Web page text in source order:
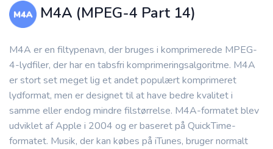
M4A (MPEG-4 Part 14)
M4A er en filtypenavn, der bruges i komprimerede MPEG-
4-lydfiler, der har en tabsfri komprimeringsalgoritme. M4A
er stort set meget lig et andet populært komprimeret
lydformat, men er designet til at have bedre kvalitet i
samme eller endog mindre filstørrelse. M4A-formatet blev
udviklet af Apple i 2004 og er baseret på QuickTime-
formatet. Musik, der kan købes på iTunes, bruger normalt